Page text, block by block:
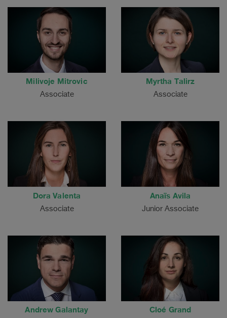
Milivoje Mitrovic
Associate
Myrtha Talirz
Associate
Dora Valenta
Associate
Anaïs Avila
Junior Associate
Andrew Galantay Cloé Grand